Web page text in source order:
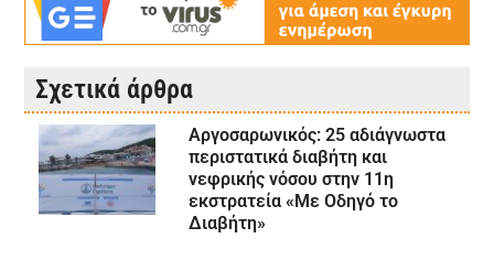
Σχετικά άρθρα
Αργοσαρωνικός: 25 αδιάγνωστα
περιστατικά διαβήτη και
νεφρικής νόσου στην 11η
εκστρατεία «Με Οδηγό το
Διαβήτη»